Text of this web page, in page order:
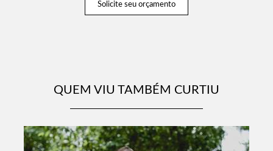
Solicite seu orçamento
QUEM VIU TAMBÉM CURTIU